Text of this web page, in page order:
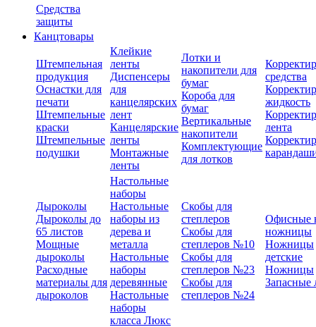
Средства
защиты
Канцтовары
Штемпельная
продукция
Оснастки для
печати
Штемпельные
краски
Штемпельные
подушки
Клейкие
ленты
Диспенсеры
для
канцелярских
лент
Канцелярские
ленты
Монтажные
ленты
Лотки и
накопители для
бумаг
Короба для
бумаг
Вертикальные
накопители
Комплектующие
для лотков
средства
жидкость
лента
Дыроколы
Дыроколы до
65 листов
Мощные
дыроколы
Расходные
материалы для
дыроколов
Настольные
наборы
Настольные
наборы из
дерева и
металла
Настольные
наборы
деревянные
Настольные
наборы
класса Люкс
Скобы для
степлеров
Скобы для
степлеров №10
Скобы для
степлеров №23
Скобы для
степлеров №24
Офисные
ножницы
Ножницы
детские
Ножницы
Запасные